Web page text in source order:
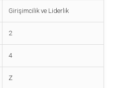
Girişimcilik ve Liderlik
2
4
Z